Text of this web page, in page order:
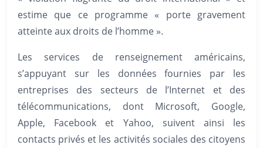
estime que ce programme « porte gravement
atteinte aux droits de l’homme ».
Les services de renseignement américains,
s’appuyant sur les données fournies par les
entreprises des secteurs de l’Internet et des
télécommunications, dont Microsoft, Google,
Apple, Facebook et Yahoo, suivent ainsi les
contacts privés et les activités sociales des citoyens